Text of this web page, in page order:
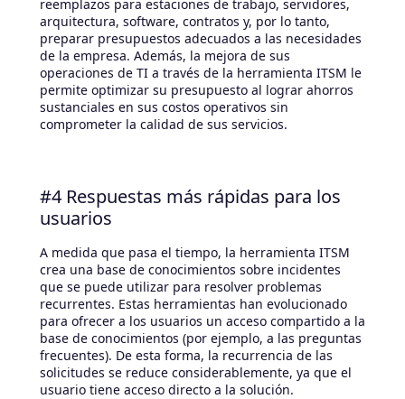
reemplazos para estaciones de trabajo, servidores,
arquitectura, software, contratos y, por lo tanto,
preparar presupuestos adecuados a las necesidades
de la empresa. Además, la mejora de sus
operaciones de TI a través de la herramienta ITSM le
permite optimizar su presupuesto al lograr ahorros
sustanciales en sus costos operativos sin
comprometer la calidad de sus servicios.
#4 Respuestas más rápidas para los
usuarios
A medida que pasa el tiempo, la herramienta ITSM
crea una base de conocimientos sobre incidentes
que se puede utilizar para resolver problemas
recurrentes. Estas herramientas han evolucionado
para ofrecer a los usuarios un acceso compartido a la
base de conocimientos (por ejemplo, a las preguntas
frecuentes). De esta forma, la recurrencia de las
solicitudes se reduce considerablemente, ya que el
usuario tiene acceso directo a la solución.